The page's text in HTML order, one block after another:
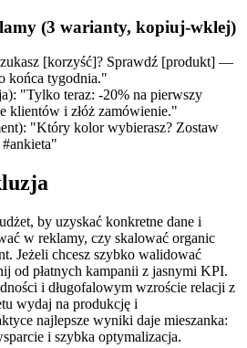
(3 warianty, kopiuj‑wklej)
[korzyść]? Sprawdź [produkt] —
końca tygodnia."
"Tylko teraz: -20% na pierwszy
klientów i złóż zamówienie."
"Który kolor wybierasz? Zostaw
by uzyskać konkretne dane i
w reklamy, czy skalować organic
Jeżeli chcesz szybko walidować
od płatnych kampanii z jasnymi KPI.
i długofalowym wzroście relacji z
wydaj na produkcję i
najlepsze wyniki daje mieszanka:
i szybka optymalizacja.